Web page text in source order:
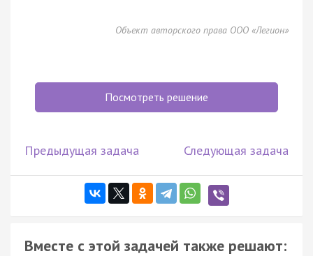
Объект авторского права ООО «Легион»
Посмотреть решение
Предыдущая задача Следующая задача
Вместе с этой задачей также решают: